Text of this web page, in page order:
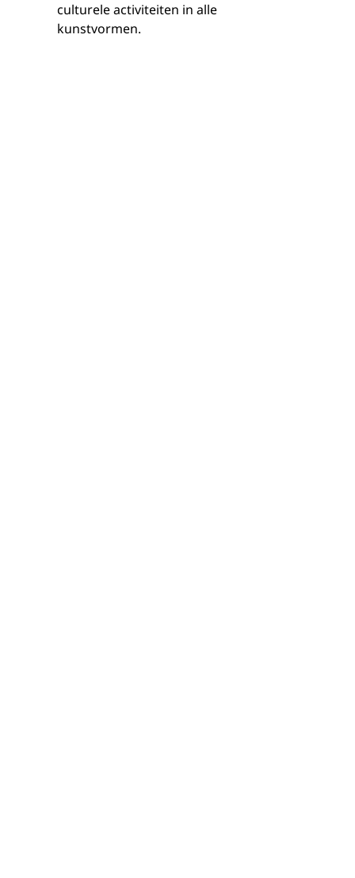
culturele activiteiten in alle
kunstvormen.